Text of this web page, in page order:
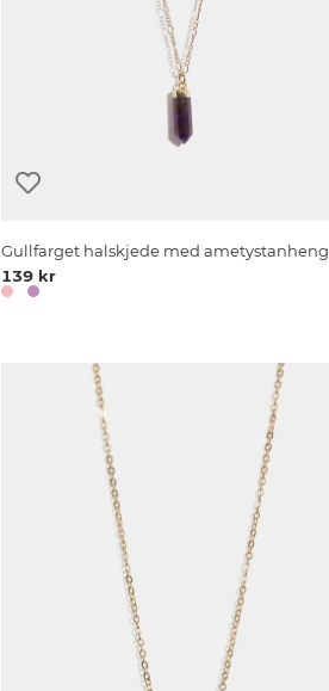
Gullfarget halskjede med ametystanheng
139 kr